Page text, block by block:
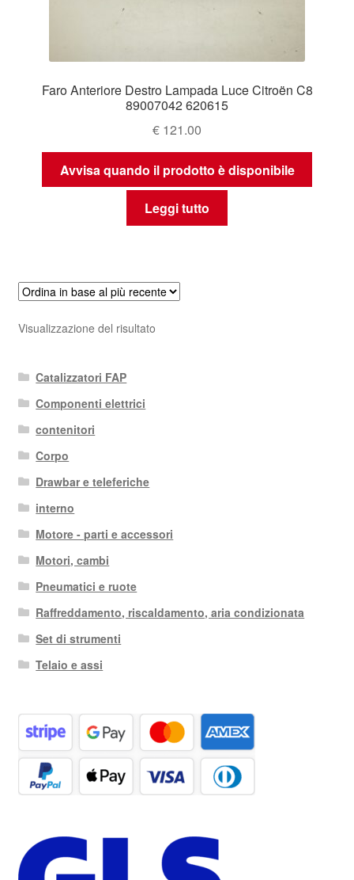
Faro Anteriore Destro Lampada Luce Citroën C8
89007042 620615
€ 121.00
Avvisa quando il prodotto è disponibile
Leggi tutto
Visualizzazione del risultato
Catalizzatori FAP
Componenti elettrici
contenitori
Corpo
Drawbar e teleferiche
interno
Motore - parti e accessori
Motori, cambi
Pneumatici e ruote
Raffreddamento, riscaldamento, aria condizionata
Set di strumenti
Telaio e assi